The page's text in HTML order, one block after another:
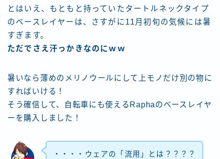
とはいえ、もともと持っていたタートルネックタイプ
のベースレイヤーは、さすがに11月初旬の気候には暑
すぎます。
ただでさえ汗っかきなのにｗｗ
暑いなら薄めのメリノウールにして上モノだけ別の物に
すればいける！
そう確信して、自転車にも使えるRaphaのベースレイヤ
ーを購入しました！
・・・・ウェアの「流用」とは？？？？